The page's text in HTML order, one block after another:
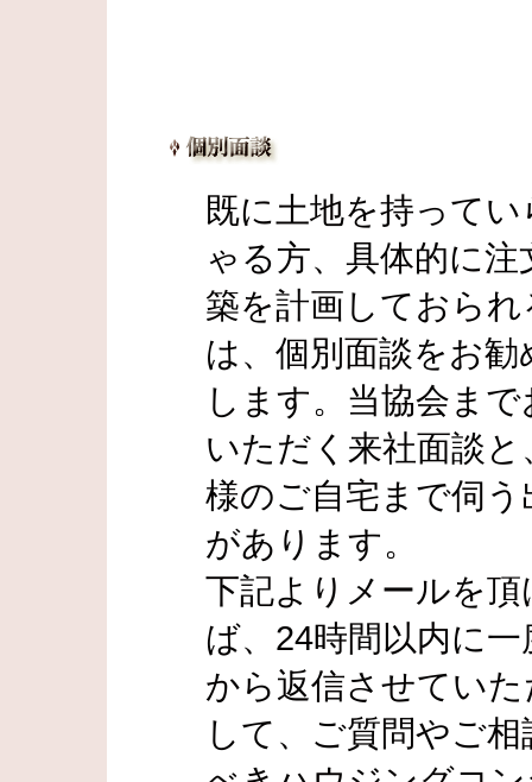
既に土地を持って
ゃる方、具体的に注
築を計画しておら
は、個別面談をお勧
します。当協会ま
いただく来社面談と
様のご自宅まで伺う
があります。
下記よりメールを頂
ば、24時間以内に一
から返信させてい
して、ご質問やご